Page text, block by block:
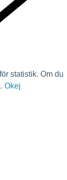
statistik. Om du
Okej